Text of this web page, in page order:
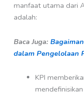
manfaat utama dari
adalah:
Baca Juga:
dalam Pengelolaan
KPI